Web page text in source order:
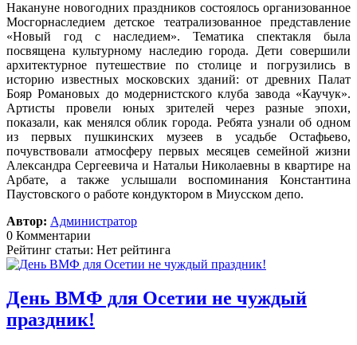
Накануне новогодних праздников состоялось организованное
Мосгорнаследием детское театрализованное представление
«Новый год с наследием».
Тематика спектакля была
посвящена культурному наследию города. Дети совершили
архитектурное путешествие по столице и погрузились в
историю известных московских зданий: от древних Палат
Бояр Романовых до модернистского клуба завода «Каучук».
Артисты провели юных зрителей через разные эпохи,
показали, как менялся облик города. Ребята узнали об одном
из первых пушкинских музеев в усадьбе Остафьево,
почувствовали атмосферу первых месяцев семейной жизни
Александра Сергеевича и Натальи Николаевны в квартире на
Арбате, а также услышали воспоминания Константина
Паустовского о работе кондуктором в Миусском депо.
Автор: Администратор
0 Комментарии
Рейтинг статьи: Нет рейтинга
День ВМФ для Осетии не чуждый
праздник!